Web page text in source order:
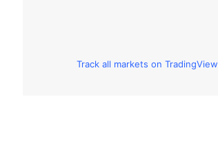
Track all markets on TradingView